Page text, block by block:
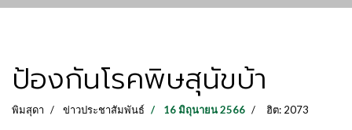
ป้องกันโรคพิษสุนัขบ้า
พิมสุดา ข่าวประชาสัมพันธ์ 16 มิถุนายน 2566 ฮิต: 2073